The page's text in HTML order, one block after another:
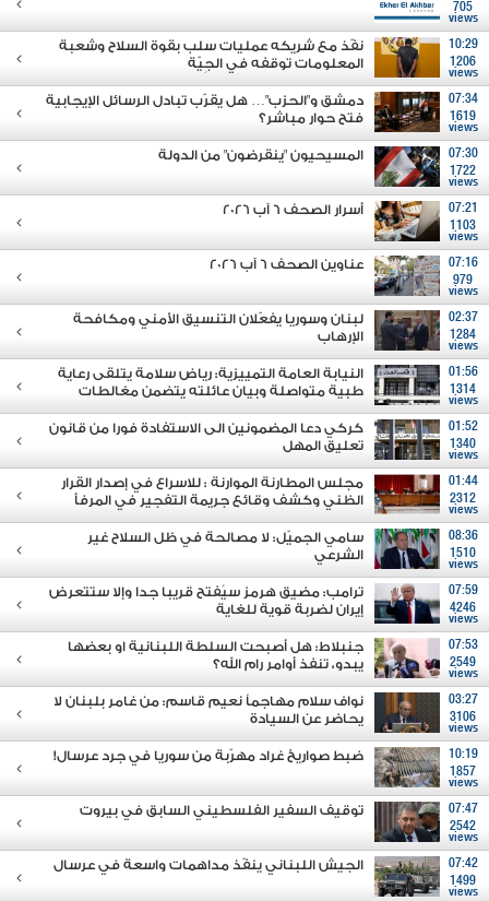
705
views
10:29
1206
views
نفّذ مع شريكه عمليات سلب بقوة السلاح وشعبة
المعلومات توقفه في الجِيّة
07:34
1619
views
دمشق و"الحزب"… هل يقرّب تبادل الرسائل الإيجابية
فتح حوار مباشر؟
07:30
1722
views
المسيحيون "ينقرضون" من الدولة
07:21
1103
views
أسرار الصحف 6 آب 2026
07:16
979
views
عناوين الصحف 6 آب 2026
02:37
1284
views
لبنان وسوريا يفعّلان التنسيق الأمني ومكافحة
الإرهاب
01:56
1314
views
النيابة العامة التمييزية: رياض سلامة يتلقى رعاية
طبية متواصلة وبيان عائلته يتضمن مغالطات
01:52
1340
views
كركي دعا المضمونين الى الاستفادة فورا من قانون
تعليق المهل
01:44
2312
views
مجلس المطارنة الموارنة : للاسراع في إصدار القرار
الظني وكشف وقائع جريمة التفجير في المرفأ
08:36
1510
views
سامي الجميّل: لا مصالحة في ظل السلاح غير
الشرعي
07:59
4246
views
ترامب: مضيق هرمز سيُفتح قريبا جدا وإلا ستتعرض
إيران لضربة قوية للغاية
07:53
2549
views
جنبلاط: هل أصبحت السلطة اللبنانية او بعضها
يبدو، تنفذ أوامر رام الله؟
03:27
3106
views
نواف سلام مهاجماً نعيم قاسم: من غامر بلبنان لا
يحاضر عن السيادة
10:19
1857
views
ضبط صواريخ غراد مهرّبة من سوريا في جرد عرسال!
07:47
2542
views
توقيف السفير الفلسطيني السابق في بيروت
07:42
1499
views
الجيش اللبناني ينفّذ مداهمات واسعة في عرسال